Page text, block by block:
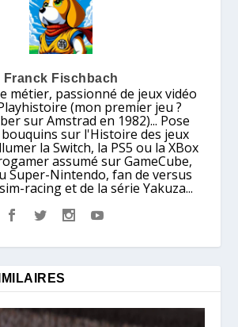
Franck Fischbach
métier, passionné de jeux vidéo
(mon premier jeu ?
sur Amstrad en 1982)... Pose
sur l'Histoire des jeux
la Switch, la PS5 ou la XBox
assumé sur GameCube,
Super-Nintendo, fan de versus
racing et de la série Yakuza...